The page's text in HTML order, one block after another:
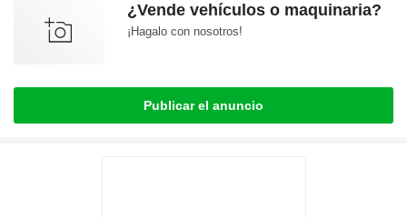
¿Vende vehículos o maquinaria?
¡Hagalo con nosotros!
Publicar el anuncio